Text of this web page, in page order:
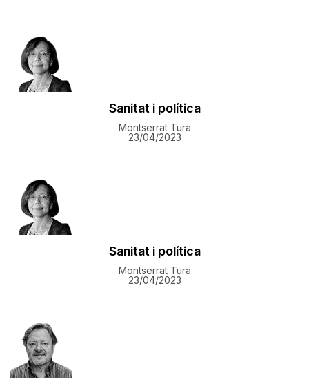
Sanitat i política
Montserrat Tura
23/04/2023
Sanitat i política
Montserrat Tura
23/04/2023